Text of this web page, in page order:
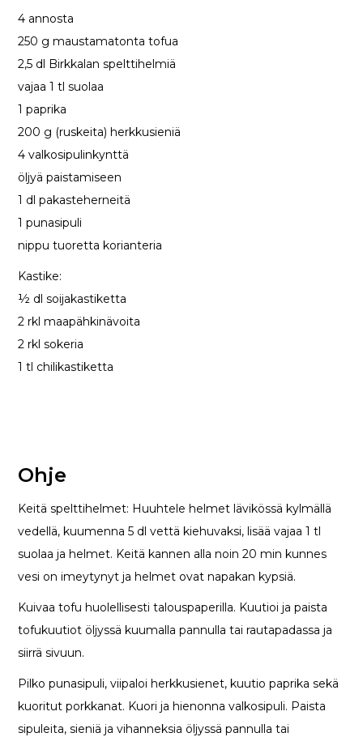
4 annosta
250 g maustamatonta tofua
2,5 dl Birkkalan spelttihelmiä
vajaa 1 tl suolaa
1 paprika
200 g (ruskeita) herkkusieniä
4 valkosipulinkynttä
öljyä paistamiseen
1 dl pakasteherneitä
1 punasipuli
nippu tuoretta korianteria
Kastike:
½ dl soijakastiketta
2 rkl maapähkinävoita
2 rkl sokeria
1 tl chilikastiketta
Ohje
Keitä spelttihelmet: Huuhtele helmet lävikössä kylmällä
vedellä, kuumenna 5 dl vettä kiehuvaksi, lisää vajaa 1 tl
suolaa ja helmet. Keitä kannen alla noin 20 min kunnes
vesi on imeytynyt ja helmet ovat napakan kypsiä.
Kuivaa tofu huolellisesti talouspaperilla. Kuutioi ja paista
tofukuutiot öljyssä kuumalla pannulla tai rautapadassa ja
siirrä sivuun.
Pilko punasipuli, viipaloi herkkusienet, kuutio paprika sekä
kuoritut porkkanat. Kuori ja hienonna valkosipuli. Paista
sipuleita, sieniä ja vihanneksia öljyssä pannulla tai